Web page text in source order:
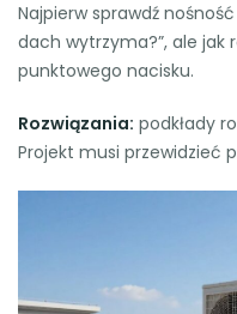
Najpierw sprawdź
dach wytrzyma?”, ale jak
punktowego nacisku.
Rozwiązania: podkłady
Projekt musi przewidzieć